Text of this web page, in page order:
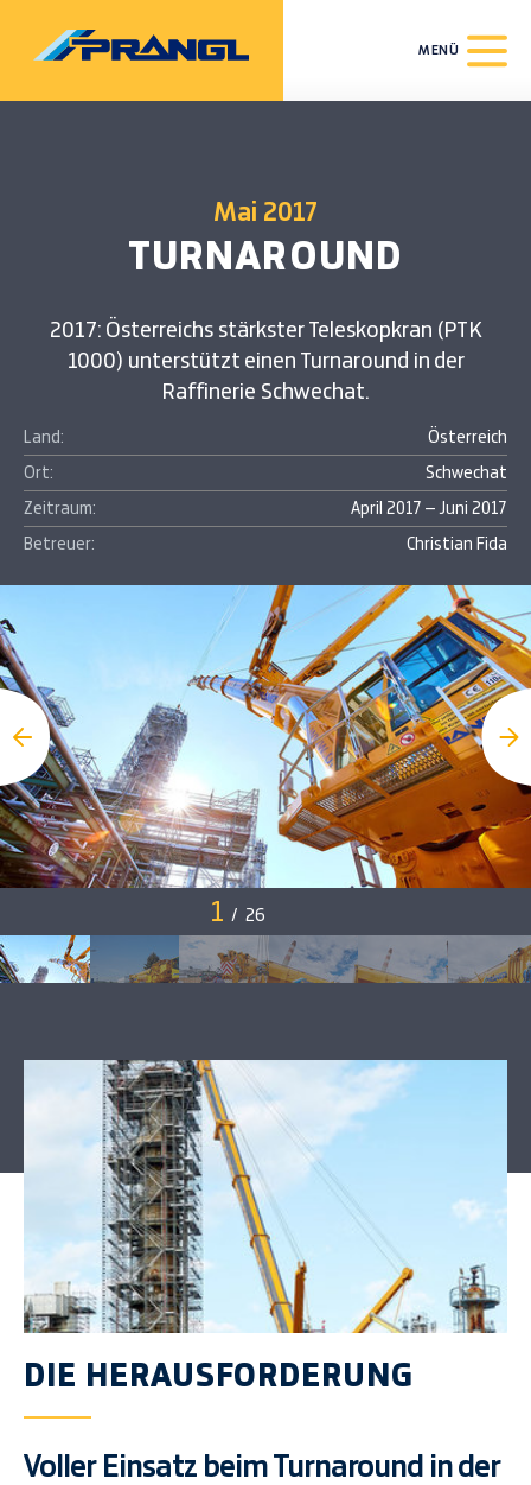
MENÜ
Mai 2017
TURNAROUND
2017: Österreichs stärkster Teleskopkran (PTK
1000) unterstützt einen Turnaround in der
Raffinerie Schwechat.
Land:
Österreich
Ort:
Schwechat
Zeitraum:
April 2017 – Juni 2017
Betreuer:
Christian Fida
1 / 26
DIE HERAUSFORDERUNG
Voller Einsatz beim Turnaround in der